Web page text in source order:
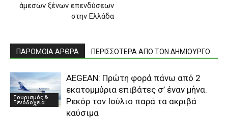
άμεσων ξένων επενδύσεων
στην Ελλάδα
ΠΑΡΟΜΟΙΑ ΑΡΘΡΑ ΠΕΡΙΣΣΟΤΕΡΑ ΑΠΟ ΤΟΝ ΔΗΜΙΟΥΡΓΟ
Τουρισμός &
Ξενοδοχεία
AEGEAN: Πρώτη φορά πάνω από 2
εκατομμύρια επιβάτες σ’ έναν μήνα.
Ρεκόρ τον Ιούλιο παρά τα ακριβά
καύσιμα